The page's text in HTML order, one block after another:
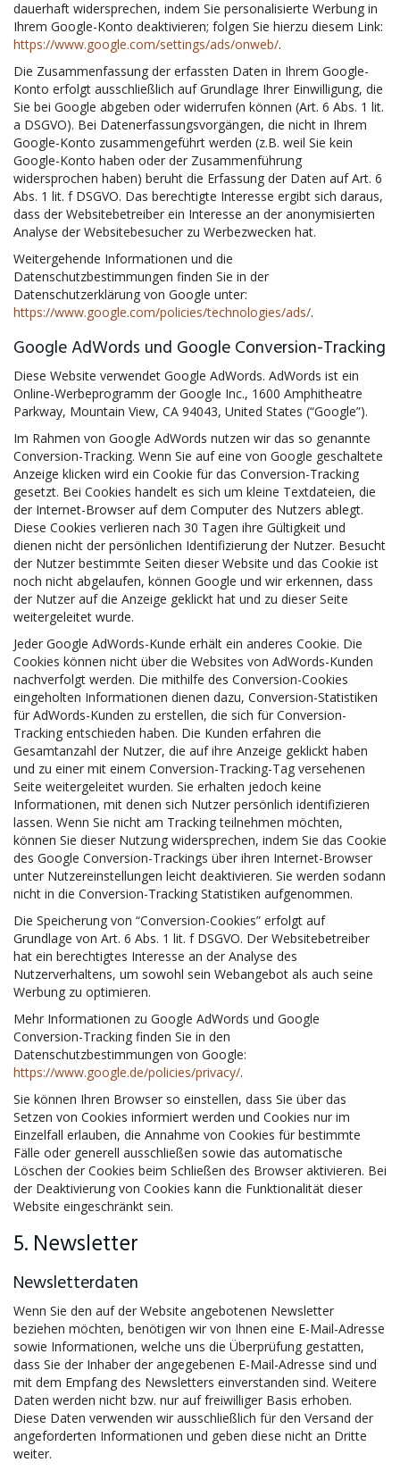
dauerhaft widersprechen, indem Sie personalisierte Werbung in
Ihrem Google-Konto deaktivieren; folgen Sie hierzu diesem Link:
https://www.google.com/settings/ads/onweb/.
Die Zusammenfassung der erfassten Daten in Ihrem Google-
Konto erfolgt ausschließlich auf Grundlage Ihrer Einwilligung, die
Sie bei Google abgeben oder widerrufen können (Art. 6 Abs. 1 lit.
a DSGVO). Bei Datenerfassungsvorgängen, die nicht in Ihrem
Google-Konto zusammengeführt werden (z.B. weil Sie kein
Google-Konto haben oder der Zusammenführung
widersprochen haben) beruht die Erfassung der Daten auf Art. 6
Abs. 1 lit. f DSGVO. Das berechtigte Interesse ergibt sich daraus,
dass der Websitebetreiber ein Interesse an der anonymisierten
Analyse der Websitebesucher zu Werbezwecken hat.
Weitergehende Informationen und die
Datenschutzbestimmungen finden Sie in der
Datenschutzerklärung von Google unter:
https://www.google.com/policies/technologies/ads/.
Google AdWords und Google Conversion-Tracking
Diese Website verwendet Google AdWords. AdWords ist ein
Online-Werbeprogramm der Google Inc., 1600 Amphitheatre
Parkway, Mountain View, CA 94043, United States (“Google”).
Im Rahmen von Google AdWords nutzen wir das so genannte
Conversion-Tracking. Wenn Sie auf eine von Google geschaltete
Anzeige klicken wird ein Cookie für das Conversion-Tracking
gesetzt. Bei Cookies handelt es sich um kleine Textdateien, die
der Internet-Browser auf dem Computer des Nutzers ablegt.
Diese Cookies verlieren nach 30 Tagen ihre Gültigkeit und
dienen nicht der persönlichen Identifizierung der Nutzer. Besucht
der Nutzer bestimmte Seiten dieser Website und das Cookie ist
noch nicht abgelaufen, können Google und wir erkennen, dass
der Nutzer auf die Anzeige geklickt hat und zu dieser Seite
weitergeleitet wurde.
Jeder Google AdWords-Kunde erhält ein anderes Cookie. Die
Cookies können nicht über die Websites von AdWords-Kunden
nachverfolgt werden. Die mithilfe des Conversion-Cookies
eingeholten Informationen dienen dazu, Conversion-Statistiken
für AdWords-Kunden zu erstellen, die sich für Conversion-
Tracking entschieden haben. Die Kunden erfahren die
Gesamtanzahl der Nutzer, die auf ihre Anzeige geklickt haben
und zu einer mit einem Conversion-Tracking-Tag versehenen
Seite weitergeleitet wurden. Sie erhalten jedoch keine
Informationen, mit denen sich Nutzer persönlich identifizieren
lassen. Wenn Sie nicht am Tracking teilnehmen möchten,
können Sie dieser Nutzung widersprechen, indem Sie das Cookie
des Google Conversion-Trackings über ihren Internet-Browser
unter Nutzereinstellungen leicht deaktivieren. Sie werden sodann
nicht in die Conversion-Tracking Statistiken aufgenommen.
Die Speicherung von “Conversion-Cookies” erfolgt auf
Grundlage von Art. 6 Abs. 1 lit. f DSGVO. Der Websitebetreiber
hat ein berechtigtes Interesse an der Analyse des
Nutzerverhaltens, um sowohl sein Webangebot als auch seine
Werbung zu optimieren.
Mehr Informationen zu Google AdWords und Google
Conversion-Tracking finden Sie in den
Datenschutzbestimmungen von Google:
https://www.google.de/policies/privacy/.
Sie können Ihren Browser so einstellen, dass Sie über das
Setzen von Cookies informiert werden und Cookies nur im
Einzelfall erlauben, die Annahme von Cookies für bestimmte
Fälle oder generell ausschließen sowie das automatische
Löschen der Cookies beim Schließen des Browser aktivieren. Bei
der Deaktivierung von Cookies kann die Funktionalität dieser
Website eingeschränkt sein.
5. Newsletter
Newsletterdaten
Wenn Sie den auf der Website angebotenen Newsletter
beziehen möchten, benötigen wir von Ihnen eine E-Mail-Adresse
sowie Informationen, welche uns die Überprüfung gestatten,
dass Sie der Inhaber der angegebenen E-Mail-Adresse sind und
mit dem Empfang des Newsletters einverstanden sind. Weitere
Daten werden nicht bzw. nur auf freiwilliger Basis erhoben.
Diese Daten verwenden wir ausschließlich für den Versand der
angeforderten Informationen und geben diese nicht an Dritte
weiter.